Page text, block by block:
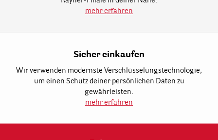
mehr erfahren
Sicher einkaufen
Wir verwenden modernste Verschlüsselungstechnologie,
um einen Schutz deiner persönlichen Daten zu
gewährleisten.
mehr erfahren